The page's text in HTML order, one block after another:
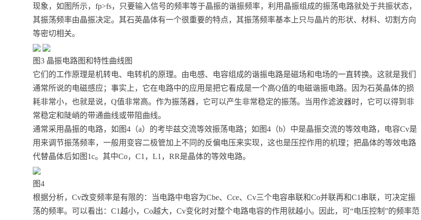
现象，如图所示，fp>fs，只要输入信号的频率等于晶振的谐振频率，利用晶振组成的振荡电路就处于共振状态，
其振荡频率由晶振决定。其石英晶体有一个很重要的特点，其振荡频率基本上只与晶片的形状、材料、切割方向
等密切相关。
图3 晶振电路图和特性曲线图
它们的工作原理是机转电、电转机的原理。由电感、电容组成的谐振电路是磁场和电场的一直转换。这就是我们
通常所说的电磁感应；事实上，它在电路中的应用是把它看成是一个高Q值的电磁谐振电路。因为石英晶体的损
耗非常小，也就是说，Q值非常高。作为振荡器，它可以产生非常稳定的振荡。当用作滤波器时，它可以得到非
常稳定和陡峭的带通曲线或带阻曲线。
通常采用晶振的电路，如图4（a）的考毕兹交流等效振荡电路；如图4（b）中是晶振交流的等效电路，电容Cv是
用来调节振荡频率，一般用变容二极管加上不同的反偏电压来实现，这也是压控作用的机理；把晶体的等效电路
代替晶体后如图1c。其中Co，C1，L1，RR是晶体的等效电路。
图4
根据分析，Cv改变频率是有限的：当电路中电容为Cbe、Cce、Cv三个电容串联和Co并联再和C1串联，可决定振
荡的频率。可以看出：C1越小，Co越大，Cv变化时对整个电路电容的作用就越小。因此，可“电压控制”的频率范